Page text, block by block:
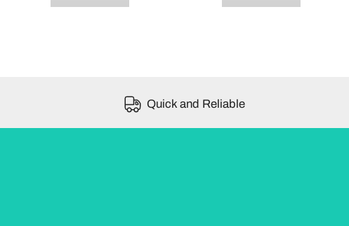
Quick and Reliable